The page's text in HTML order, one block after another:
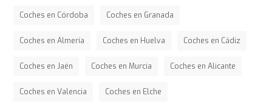
Coches en Córdoba Coches en Granada
Coches en Almería Coches en Huelva Coches en Cádiz
Coches en Jaén Coches en Murcia Coches en Alicante
Coches en Valencia Coches en Elche